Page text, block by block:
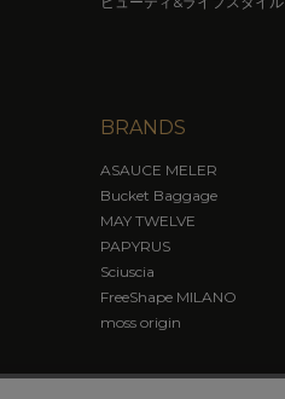
BRANDS
ASAUCE MELER
Bucket Baggage
MAY TWELVE
PAPYRUS
Sciuscia
FreeShape MILANO
moss origin